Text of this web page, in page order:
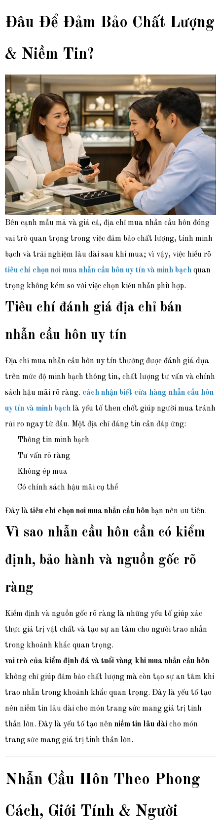
Đâu Để Đảm Bảo Chất Lượng
& Niềm Tin?
Bên cạnh mẫu mã và giá cả, địa chỉ mua nhẫn cầu hôn đóng
vai trò quan trọng trong việc đảm bảo chất lượng, tính minh
bạch và trải nghiệm lâu dài sau khi mua; vì vậy, việc hiểu rõ
tiêu chí chọn nơi mua nhẫn cầu hôn uy tín và minh bạch quan
trọng không kém so với việc chọn kiểu nhẫn phù hợp.
Tiêu chí đánh giá địa chỉ bán
nhẫn cầu hôn uy tín
Địa chỉ mua nhẫn cầu hôn uy tín thường được đánh giá dựa
trên mức độ minh bạch thông tin, chất lượng tư vấn và chính
sách hậu mãi rõ ràng. cách nhận biết cửa hàng nhẫn cầu hôn
uy tín và minh bạch là yếu tố then chốt giúp người mua tránh
rủi ro ngay từ đầu. Một địa chỉ đáng tin cần đáp ứng:
Thông tin minh bạch
Tư vấn rõ ràng
Không ép mua
Có chính sách hậu mãi cụ thể
Đây là tiêu chí chọn nơi mua nhẫn cầu hôn bạn nên ưu tiên.
Vì sao nhẫn cầu hôn cần có kiểm
định, bảo hành và nguồn gốc rõ
ràng
Kiểm định và nguồn gốc rõ ràng là những yếu tố giúp xác
thực giá trị vật chất và tạo sự an tâm cho người trao nhẫn
trong khoảnh khắc quan trọng.
vai trò của kiểm định đá và tuổi vàng khi mua nhẫn cầu hôn
không chỉ giúp đảm bảo chất lượng mà còn tạo sự an tâm khi
trao nhẫn trong khoảnh khắc quan trọng. Đây là yếu tố tạo
nên niềm tin lâu dài cho món trang sức mang giá trị tinh
thần lớn. Đây là yếu tố tạo nên niềm tin lâu dài cho món
trang sức mang giá trị tinh thần lớn.
Nhẫn Cầu Hôn Theo Phong
Cách, Giới Tính & Người